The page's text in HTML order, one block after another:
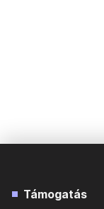
Támogatás